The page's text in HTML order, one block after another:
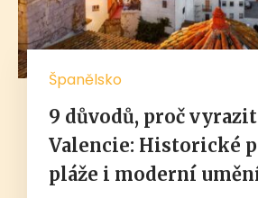
Španělsko
9 důvodů, proč
Valencie: Historické
pláže i moderní